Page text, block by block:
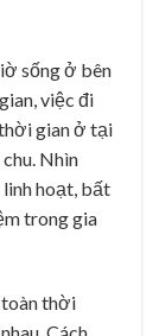
sống ở bên
việc đi
gian ở tại
Nhìn
hoạt, bất
trong gia
thời